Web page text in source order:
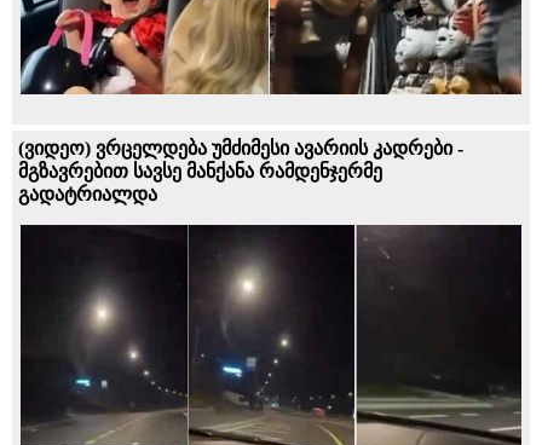
(ვიდეო) ვრცელდება უმძიმესი ავარიის კადრები -
მგზავრებით სავსე მანქანა რამდენჯერმე
გადატრიალდა